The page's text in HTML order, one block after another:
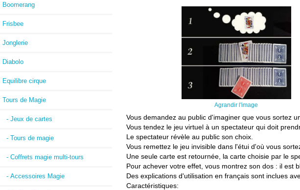
Boomerang
Frisbee
Jonglerie
Diabolo
Equilibre cirque
Tours de Magie
- Jeux de cartes
- Tours de magie
- Coffrets magie multi-tours
- Accessoires Magie
Agrandir l'image
Vous demandez au public d'imaginer que vous sortez
Vous tendez le jeu virtuel à un spectateur qui doit
Le spectateur révèle au public son choix.
Vous remettez le jeu invisible dans l'étui d'où vous
Une seule carte est retournée, la carte choisie par le
Pour achever votre effet, vous montrez son dos : il est
Des explications d'utilisation en français sont inclues
Caractéristiques: